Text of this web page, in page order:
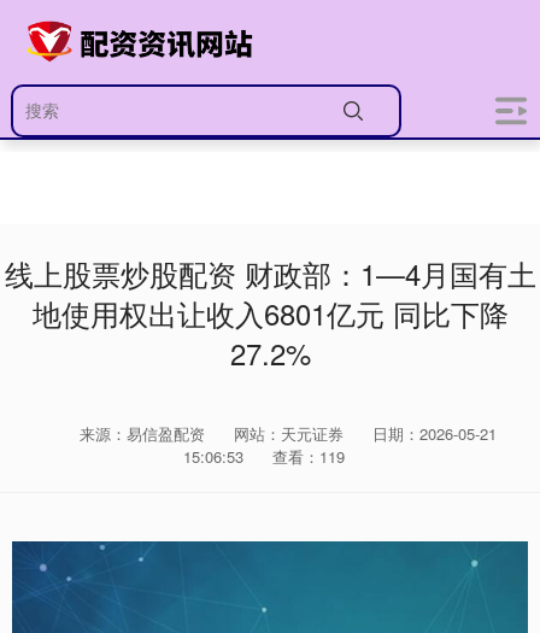
线上股票炒股配资 财政部：1—4月国有土
地使用权出让收入6801亿元 同比下降
27.2%
来源：易信盈配资 网站：天元证券
日期：2026-05-21
15:06:53
查看：119